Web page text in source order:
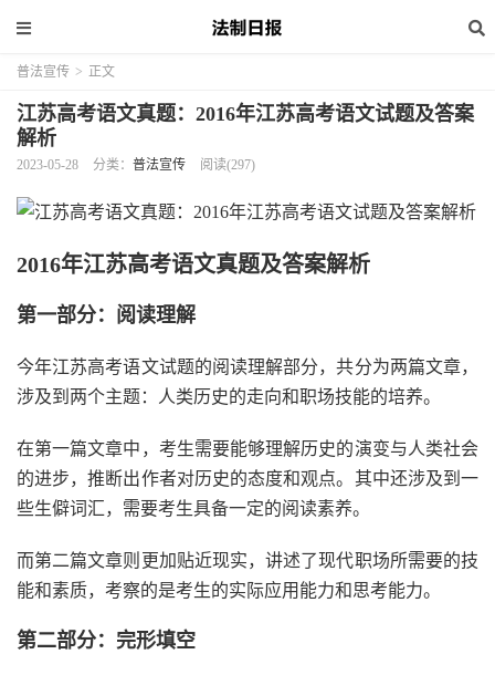
普法宣传 > 正文
江苏高考语文真题：2016年江苏高考语文试题及答案
解析
2023-05-28 分类： 普法宣传 阅读(297)
2016年江苏高考语文真题及答案解析
第一部分：阅读理解
今年江苏高考语文试题的阅读理解部分，共分为两篇文章，
涉及到两个主题：人类历史的走向和职场技能的培养。
在第一篇文章中，考生需要能够理解历史的演变与人类社会
的进步，推断出作者对历史的态度和观点。其中还涉及到一
些生僻词汇，需要考生具备一定的阅读素养。
而第二篇文章则更加贴近现实，讲述了现代职场所需要的技
能和素质，考察的是考生的实际应用能力和思考能力。
第二部分：完形填空